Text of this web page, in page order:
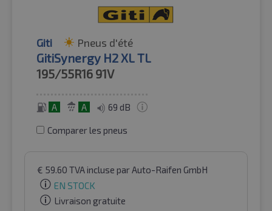
Giti Pneus d'été
GitiSynergy H2 XL TL
195/55R16 91V
A A 69 dB
Comparer les pneus
€ 59.60 TVA incluse par Auto-Raifen GmbH
EN STOCK
Livraison gratuite